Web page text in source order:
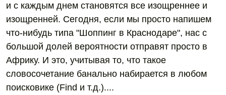
и с каждым днем становятся все изощреннее и
изощренней. Сегодня, если мы просто напишем
что-нибудь типа "Шоппинг в Краснодаре", нас с
большой долей вероятности отправят просто в
Африку. И это, учитывая то, что такое
словосочетание банально набирается в любом
поисковике (Find и т.д.)....